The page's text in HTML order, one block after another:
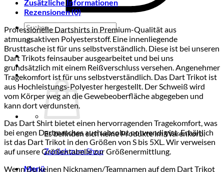
Suchen
nach:
Es befinden sich keine Produkte im Warenkorb.
Zurück zum Shop
Menü
Zusätzliche Informationen
Rezensionen (0)
Professionelle Dartshirts in Premium-Qualität aus
atmungsaktiven Polyesterstoff. Eine innenliegende
Brusttasche ist für uns selbstverständlich. Diese ist bei unseren
Dart Trikots feinsauber ausgearbeitet und bei uns
grundsätzlich mit einem Reißverschluss versehen. Angenehmer
Tragekomfort ist für uns selbstverständlich. Das Dart Trikot ist
aus Hochleistungs-Polyester hergestellt. Der Schweiß wird
vom Körper weg an die Gewebeoberfläche abgegeben und
kann dort verdunsten.
Das Dart Shirt bietet einen hervorragenden Tragekomfort, was
bei engen Dartmatches auch absolut notwendig ist. Erhältlich
ist das Dart Trikot in den Größen von S bis 5XL. Wir verweisen
auf unsere Größentabelle zur Größenermittlung.
Wenn Du keinen Nicknamen/Teamnamen auf dem Dart Trikot